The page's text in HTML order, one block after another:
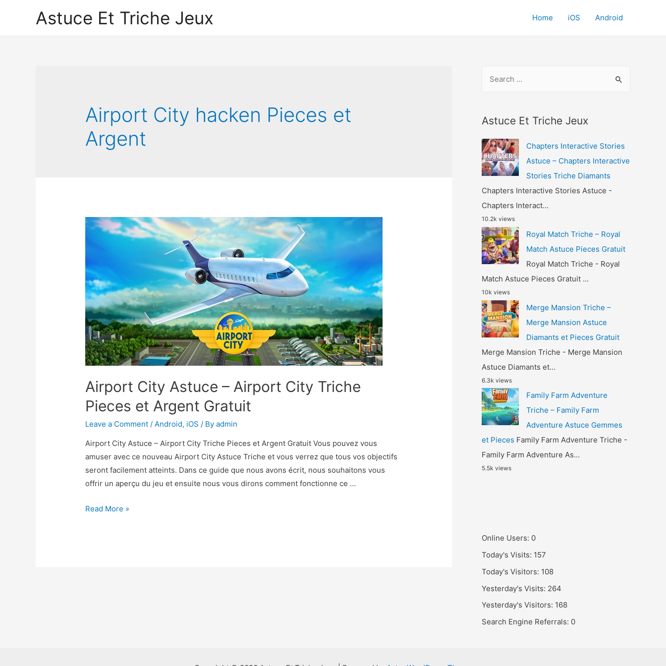
Astuce Et Triche Jeux Home iOS Android
Airport City hacken Pieces et
Argent
Airport City Astuce – Airport City Triche
Pieces et Argent Gratuit
Leave a Comment / Android, iOS / Byadmin
Airport City Astuce – Airport City Triche Pieces et Argent Gratuit Vous pouvez vous
amuser avec ce nouveau Airport City Astuce Triche et vous verrez que tous vos objectifs
seront facilement atteints. Dans ce guide que nous avons écrit, nous souhaitons vous
offrir un aperçu du jeu et ensuite nous vous dirons comment fonctionne ce …
Airport
Read More »
r
h
f
o
r
:
Astuce Et Triche Jeux
Chapters Interactive Stories
Astuce – Chapters Interactive
Stories Triche Diamants
Chapters Interactive Stories Astuce -
Chapters Interact...
10.2k views
Royal Match Triche – Royal
Match Astuce Pieces Gratuit
Royal Match Triche - Royal
Match Astuce Pieces Gratuit ...
10k views
Merge Mansion Triche –
Merge Mansion Astuce
Diamants et Pieces Gratuit
Merge Mansion Triche - Merge Mansion
Astuce Diamants et...
6.3k views
Family Farm Adventure
Triche – Family Farm
Adventure Astuce Gemmes
et Pieces Family Farm Adventure Triche -
Family Farm Adventure As...
5.5k views
Online Users: 0
Today's Visits: 157
Today's Visitors: 108
Yesterday's Visits: 264
Yesterday's Visitors: 168
Search Engine Referrals: 0